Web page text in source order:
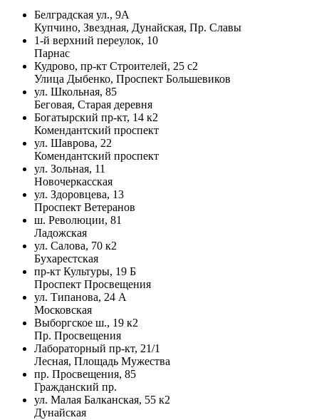
Белградская ул., 9А
Купчино, Звездная, Дунайская, Пр. Славы
1-й верхний переулок, 10
Парнас
Кудрово, пр-кт Строителей, 25 с2
Улица Дыбенко, Проспект Большевиков
ул. Школьная, 85
Беговая, Старая деревня
Богатырский пр-кт, 14 к2
Комендантский проспект
ул. Шаврова, 22
Комендантский проспект
ул. Зольная, 11
Новочеркасская
ул. Здоровцева, 13
Проспект Ветеранов
ш. Революции, 81
Ладожская
ул. Салова, 70 к2
Бухарестская
пр-кт Культуры, 19 Б
Проспект Просвещения
ул. Типанова, 24 А
Московская
Выборгское ш., 19 к2
Пр. Просвещения
Лабораторный пр-кт, 21/1
Лесная, Площадь Мужества
пр. Просвещения, 85
Гражданский пр.
ул. Малая Балканская, 55 к2
Дунайская